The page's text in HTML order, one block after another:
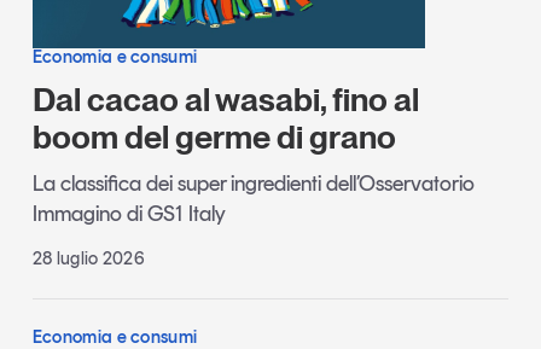
Economia e consumi
Dal cacao al wasabi, fino al
boom del germe di grano
La classifica dei super ingredienti dell’Osservatorio
Immagino di GS1 Italy
28 luglio 2026
Economia e consumi